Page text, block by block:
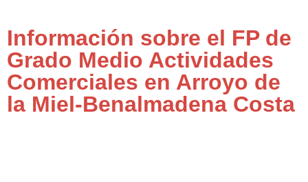
Información sobre el FP de
Grado Medio Actividades
Comerciales en Arroyo de
la Miel-Benalmadena Costa